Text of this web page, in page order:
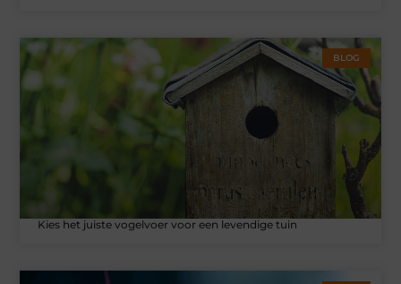
BLOG
Kies het juiste vogelvoer voor een levendige tuin